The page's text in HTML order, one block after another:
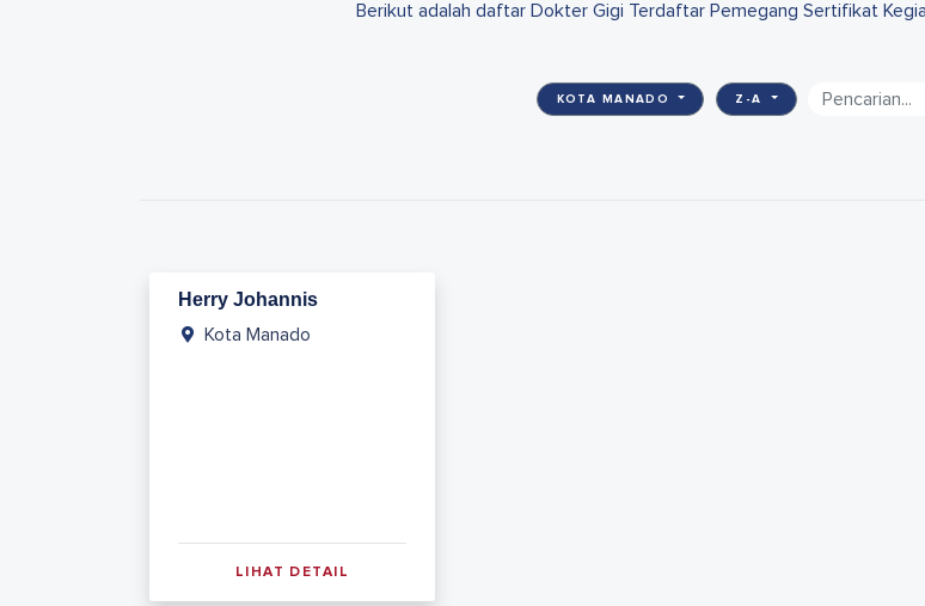
Berikut adalah daftar Dokter Gigi Terdaftar Pemegang Sertifikat
KOTA MANADO Z-A
Herry Johannis
Kota Manado
LIHAT DETAIL